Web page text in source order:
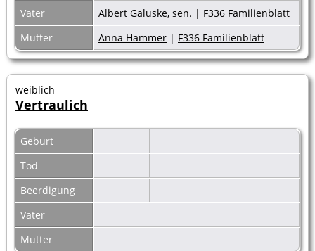
Vater
Albert Galuske, sen. | F336 Familienblatt
Mutter
Anna Hammer | F336 Familienblatt
weiblich
Vertraulich
Geburt
Tod
Beerdigung
Vater
Mutter